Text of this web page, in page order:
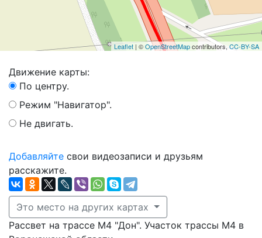
Leaflet | ©OpenStreetMapcontributors,CC-BY-SA
Движение карты:
По центру.
Режим "Навигатор".
Не двигать.
Добавляйте свои видеозаписи и друзьям
расскажите.
Это место на других картах
Рассвет на трассе М4 "Дон". Участок трассы М4 в